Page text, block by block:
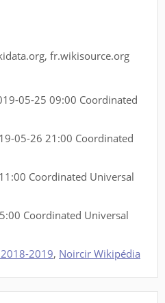
, fr.wikisource.org
05-25 09:00 Coordinated
05-26 21:00 Coordinated
Coordinated Universal
Coordinated Universal
2019, Noircir Wikipédia